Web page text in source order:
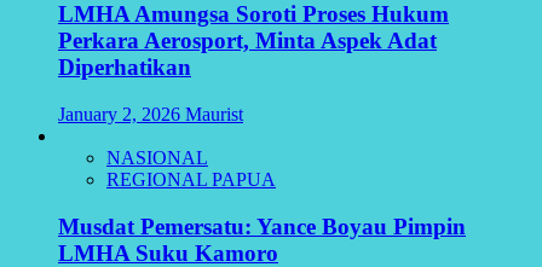
LMHA Amungsa Soroti Proses Hukum
Perkara Aerosport, Minta Aspek Adat
Diperhatikan
January 2, 2026 Maurist
NASIONAL
REGIONAL PAPUA
Musdat Pemersatu: Yance Boyau Pimpin
LMHA Suku Kamoro